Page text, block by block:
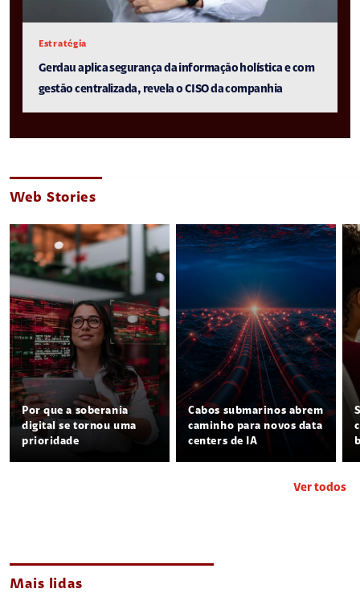
Estratégia
Gerdau aplica segurança da informação holística e com
gestão centralizada, revela o CISO da companhia
Web Stories
Por que a soberania
digital se tornou uma
prioridade
Cabos submarinos abrem
caminho para novos data
centers de IA
Ver todos
Mais lidas